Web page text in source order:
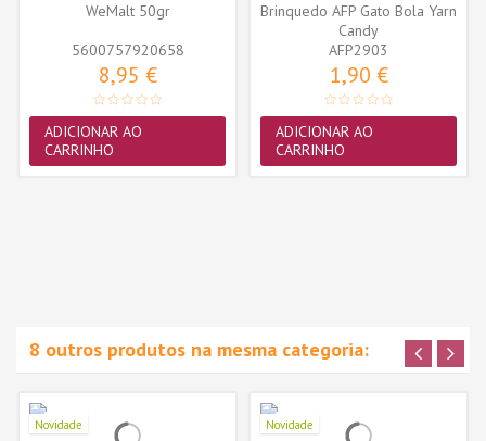
WeMalt 50gr
5600757920658
8,95 €
ADICIONAR AO
CARRINHO
Brinquedo AFP Gato Bola Yarn
Candy
AFP2903
1,90 €
ADICIONAR AO
CARRINHO
8 outros produtos na mesma categoria:
Novidade Novidade